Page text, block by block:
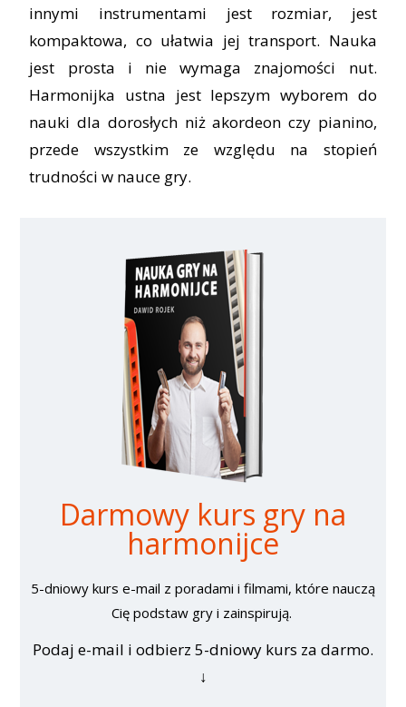
innymi instrumentami jest rozmiar, jest
kompaktowa, co ułatwia jej transport. Nauka
jest prosta i nie wymaga znajomości nut.
Harmonijka ustna jest lepszym wyborem do
nauki dla dorosłych niż akordeon czy pianino,
przede wszystkim ze względu na stopień
trudności w nauce gry.
Darmowy kurs gry na
harmonijce
5-dniowy kurs e-mail z poradami i filmami, które nauczą
Cię podstaw gry i zainspirują.
Podaj e-mail i odbierz 5-dniowy kurs za darmo.
↓